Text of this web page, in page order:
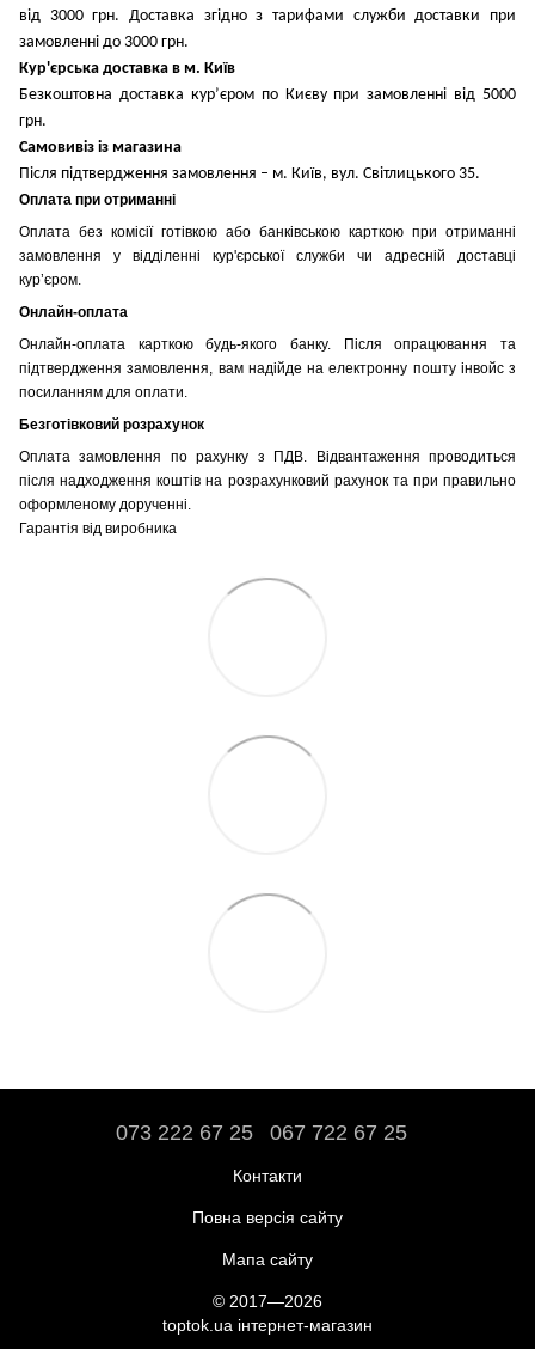
від 3000 грн. Доставка згідно з тарифами служби доставки при
замовленні до 3000 грн.
Кур'єрська доставка в м. Київ
Безкоштовна доставка кур’єром по Києву при замовленні від 5000
грн.
Самовивіз із магазина
Після підтвердження замовлення – м. Київ, вул. Світлицького 35.
Оплата при отриманні
Оплата без комісії готівкою або банківською карткою при отриманні
замовлення у відділенні кур'єрської служби чи адресній доставці
кур’єром.
Онлайн-оплата
Онлайн-оплата карткою будь-якого банку. Після опрацювання та
підтвердження замовлення, вам надійде на електронну пошту інвойс з
посиланням для оплати.
Безготівковий розрахунок
Оплата замовлення по рахунку з ПДВ. Відвантаження проводиться
після надходження коштів на розрахунковий рахунок та при правильно
оформленому дорученні.
Гарантія від виробника
073 222 67 25 067 722 67 25
Контакти
Повна версія сайту
Мапа сайту
© 2017—2026
toptok.ua інтернет-магазин